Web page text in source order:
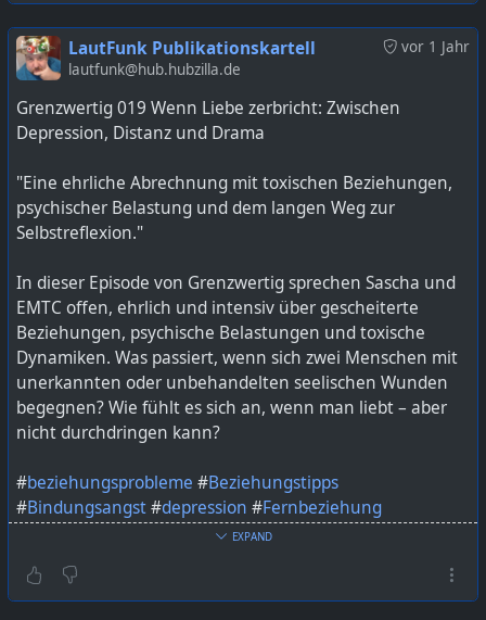
vor 1 Jahr
LautFunk Publikationskartell
lautfunk@hub.hubzilla.de
Grenzwertig 019 Wenn Liebe zerbricht: Zwischen
Depression, Distanz und Drama
"Eine ehrliche Abrechnung mit toxischen Beziehungen,
psychischer Belastung und dem langen Weg zur
Selbstreflexion."
In dieser Episode von Grenzwertig sprechen Sascha und
EMTC offen, ehrlich und intensiv über gescheiterte
Beziehungen, psychische Belastungen und toxische
Dynamiken. Was passiert, wenn sich zwei Menschen mit
unerkannten oder unbehandelten seelischen Wunden
begegnen? Wie fühlt es sich an, wenn man liebt – aber
nicht durchdringen kann?
#beziehungsprobleme #Beziehungstipps
#Bindungsangst#depression #Fernbeziehung
MentalHealth#Podcast
Bild KI generiert mit ChatGPT
EXPAND